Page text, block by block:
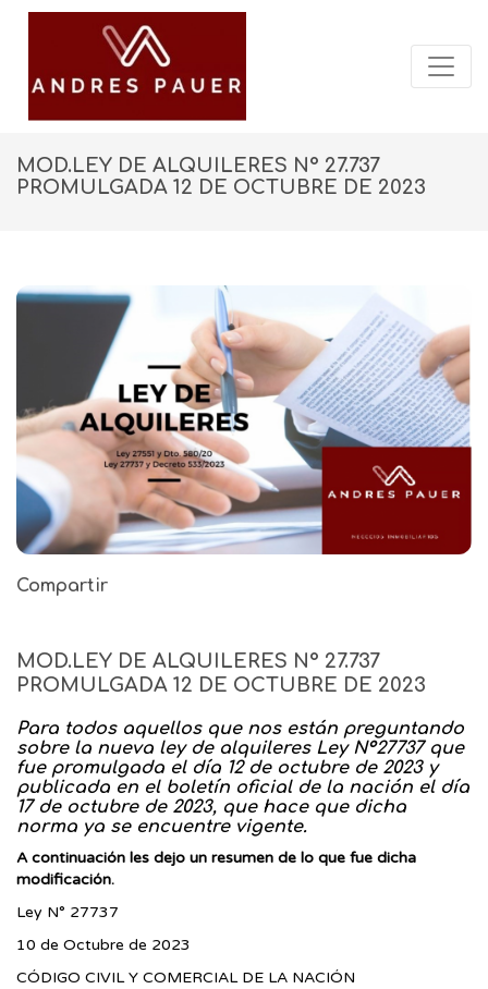
MOD.LEY DE ALQUILERES N° 27.737
PROMULGADA 12 DE OCTUBRE DE 2023
Compartir
MOD.LEY DE ALQUILERES N° 27.737
PROMULGADA 12 DE OCTUBRE DE 2023
Para todos aquellos que nos están preguntando
sobre la nueva ley de alquileres Ley N°27737 que
fue promulgada el día 12 de octubre de 2023 y
publicada en el boletín oficial de la nación el día
17 de octubre de 2023, que hace que dicha
norma ya se encuentre vigente.
A continuación les dejo un resumen de lo que fue dicha
modificación.
Ley N° 27737
10 de Octubre de 2023
CÓDIGO CIVIL Y COMERCIAL DE LA NACIÓN